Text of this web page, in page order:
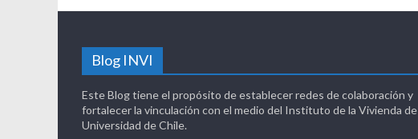
Blog INVI
Este Blog tiene el propósito de establecer redes de colaboración y
fortalecer la vinculación con el medio del Instituto de la Vivienda de
Universidad de Chile.